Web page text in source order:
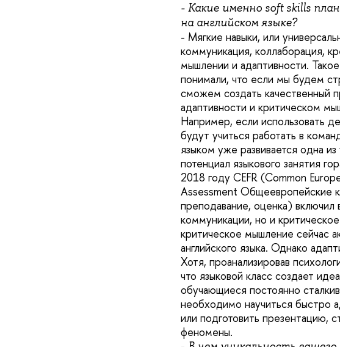
- Какие именно soft skills
на английском языке?
- Мягкие навыки, или
коммуникация, коллаборация,
мышлении и адаптивности.
понимали, что если мы будем
сможем создать качественный
адаптивности и критическом
Например, если использовать
будут учиться работать в
языком уже развивается одна
потенциал языкового занятия
2018 году CEFR (Common
Assessment Общеевропейские
преподавание, оценка)
коммуникации, но и
критическое мышление сейчас
английского языка. Однако
Хотя, проанализировав
что языковой класс создает
обучающиеся постоянно
необходимо научиться быстро
или подготовить презентацию,
феномены.